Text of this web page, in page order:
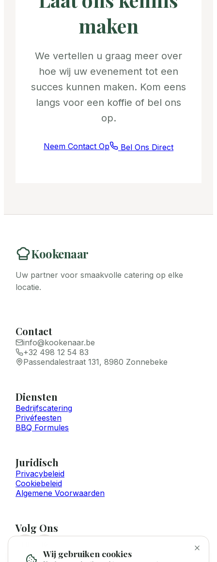
maken
We vertellen u graag meer over
hoe wij uw evenement tot een
succes kunnen maken. Kom eens
langs voor een koffie of bel ons
op.
Neem Contact Op Bel Ons Direct
Kookenaar
Uw partner voor smaakvolle catering op elke
locatie.
Contact
info@kookenaar.be
+32 498 12 54 83
Passendalestraat 131, 8980 Zonnebeke
Diensten
Bedrijfscatering
Privéfeesten
BBQ Formules
Juridisch
Privacybeleid
Cookiebeleid
Algemene Voorwaarden
Volg Ons
Wij gebruiken cookies